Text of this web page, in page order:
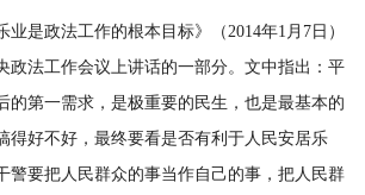
政法工作的根本目标》（2014年1月7日）
政法工作会议上讲话的一部分。文中指出：平
的第一需求，是极重要的民生，也是最基本的
得好不好，最终要看是否有利于人民安居乐
警要把人民群众的事当作自己的事，把人民群